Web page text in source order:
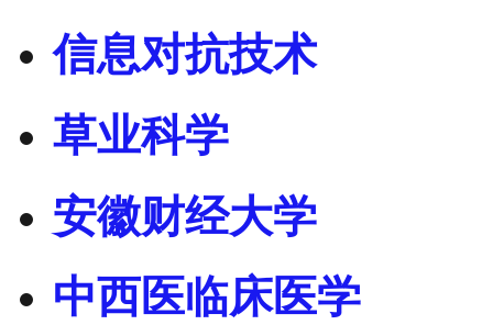
信息对抗技术
草业科学
安徽财经大学
中西医临床医学